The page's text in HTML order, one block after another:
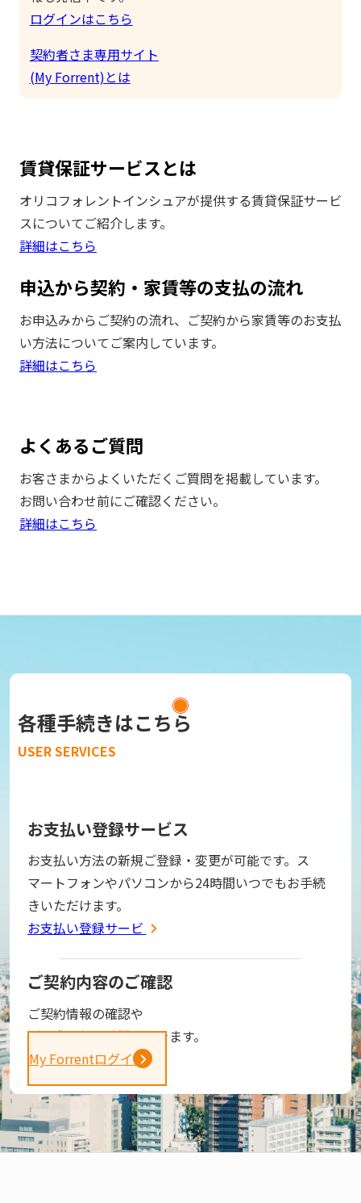
ログインはこちら
契約者さま専用サイト
(My Forrent)とは
賃貸保証サービスとは
オリコフォレントインシュアが提供する賃貸保証サービ
スについてご紹介します。
詳細はこちら
申込から契約・家賃等の支払の流れ
お申込みからご契約の流れ、ご契約から家賃等のお支払
い方法についてご案内しています。
詳細はこちら
よくあるご質問
お客さまからよくいただくご質問を掲載しています。
お問い合わせ前にご確認ください。
詳細はこちら
各種手続きはこちら
USER SERVICES
お支払い登録サービス
お支払い方法の新規ご登録・変更が可能です。ス
マートフォンやパソコンから24時間いつでもお手続
きいただけます。
お支払い登録サービス
ご契約内容のご確認
ご契約情報の確認や
ご請求金額の確認ができます。
My Forrentログイン